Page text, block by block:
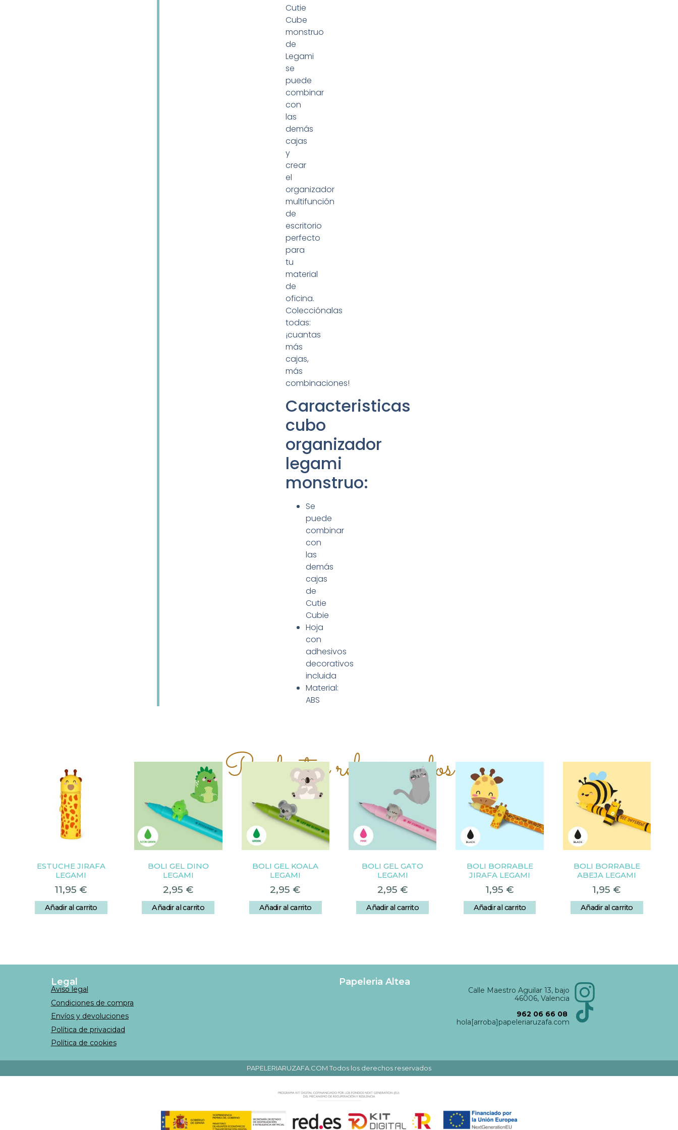
Cutie
Cube
monstruo
de
Legami
se
puede
combinar
con
las
demás
cajas
y
crear
el
organizador
multifunción
de
escritorio
perfecto
para
tu
material
de
oficina.
Colecciónalas
todas:
¡cuantas
más
cajas,
más
combinaciones!
Caracteristicas
cubo
organizador
legami
monstruo:
Se
puede
combinar
con
las
demás
cajas
de
Cutie
Cubie
Hoja
con
adhesivos
decorativos
incluida
Material:
ABS
Productos relacionados
ESTUCHE JIRAFA
LEGAMI
11,95 €
Añadir al carrito
BOLI GEL DINO
LEGAMI
2,95 €
Añadir al carrito
BOLI GEL KOALA
LEGAMI
2,95 €
Añadir al carrito
BOLI GEL GATO
LEGAMI
2,95 €
Añadir al carrito
BOLI BORRABLE
JIRAFA LEGAMI
1,95 €
Añadir al carrito
BOLI BORRABLE
ABEJA LEGAMI
1,95 €
Añadir al carrito
Legal
Aviso legal
Condiciones de compra
Envíos y devoluciones
Política de privacidad
Política de cookies
Papeleria Altea
Calle Maestro Aguilar 13, bajo
46006, Valencia
962 06 66 08
hola[arroba]papeleriaruzafa.com
PAPELERIARUZAFA.COM Todos los derechos reservados